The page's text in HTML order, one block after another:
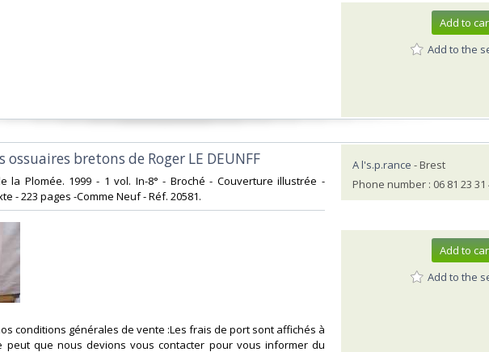
Add to
Add to the
ossuaires bretons de Roger LE DEUNFF‎
la Plomée. 1999 - 1 vol. In-8° - Broché - Couverture illustrée -
- 223 pages -Comme Neuf - Réf. 20581.‎
conditions générales de vente :Les frais de port sont affichés à
peut que nous devions vous contacter pour vous informer du
A l's.p.rance - Brest
Phone number : 06 81 23 31
Add to
Add to the